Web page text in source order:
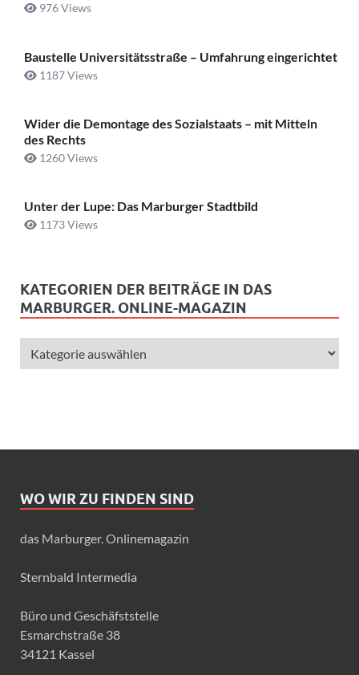
976 Views
Baustelle Universitätsstraße ­– Umfahrung eingerichtet
1187 Views
Wider die Demontage des Sozialstaats – mit Mitteln
des Rechts
1260 Views
Unter der Lupe: Das Marburger Stadtbild
1173 Views
KATEGORIEN DER BEITRÄGE IN DAS
MARBURGER. ONLINE-MAGAZIN
WO WIR ZU FINDEN SIND
das Marburger. Onlinemagazin
Sternbald Intermedia
Büro und Geschäfststelle
Esmarchstraße 38
34121 Kassel